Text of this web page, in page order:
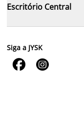
Escritório Central
Siga a JYSK
 